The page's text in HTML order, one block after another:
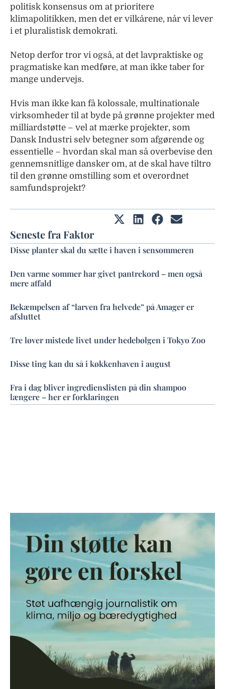
politisk konsensus om at prioritere
klimapolitikken, men det er vilkårene, når vi lever
i et pluralistisk demokrati.
Netop derfor tror vi også, at det lavpraktiske og
pragmatiske kan medføre, at man ikke taber for
mange undervejs.
Hvis man ikke kan få kolossale, multinationale
virksomheder til at byde på grønne projekter med
milliardstøtte – vel at mærke projekter, som
Dansk Industri selv betegner som afgørende og
essentielle – hvordan skal man så overbevise den
gennemsnitlige dansker om, at de skal have tiltro
til den grønne omstilling som et overordnet
samfundsprojekt?
Seneste fra Faktor
Disse planter skal du sætte i haven i sensommeren
Den varme sommer har givet pantrekord – men også
mere affald
Bekæmpelsen af “larven fra helvede” på Amager er
afsluttet
Tre løver mistede livet under hedebølgen i Tokyo Zoo
Disse ting kan du så i køkkenhaven i august
Fra i dag bliver ingredienslisten på din shampoo
længere – her er forklaringen